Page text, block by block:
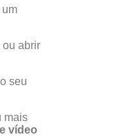
um
ou abrir
seu
mais
vídeo